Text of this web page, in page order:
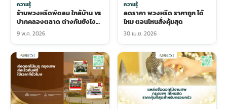
ความรู้
ร้านพวงหรีดพัดลม ใกล้บ้าน vs
ปากคลองตลาด ต่างกันยังไง
เลือกแบบไหนคุ้ม
9 พ.ค. 2026
ความรู้
ลดราคา พวงหรีด ราคาถูก ได้
ไหม ตอนไหนสั่งคุ้มสุด
30 เม.ย. 2026